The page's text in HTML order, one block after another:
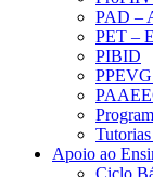
PAD –
PET –
PIBID
PPEVG
Apoio ao
Ciclo